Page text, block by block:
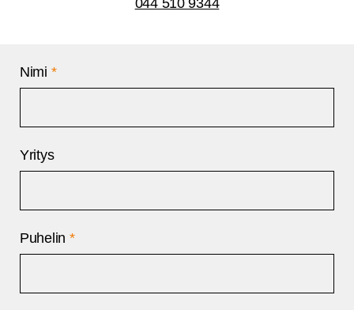
Nimi *
Yritys
Puhelin *